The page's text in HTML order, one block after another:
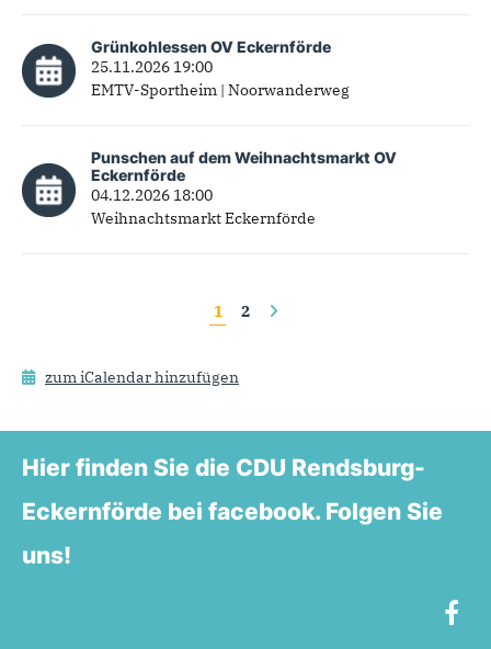
Grünkohlessen OV Eckernförde
25.11.2026 19:00
EMTV-Sportheim | Noorwanderweg
Punschen auf dem Weihnachtsmarkt OV
Eckernförde
04.12.2026 18:00
Weihnachtsmarkt Eckernförde
1 2
zum iCalendar hinzufügen
Hier finden Sie die CDU Rendsburg-
Eckernförde bei facebook. Folgen Sie
uns!